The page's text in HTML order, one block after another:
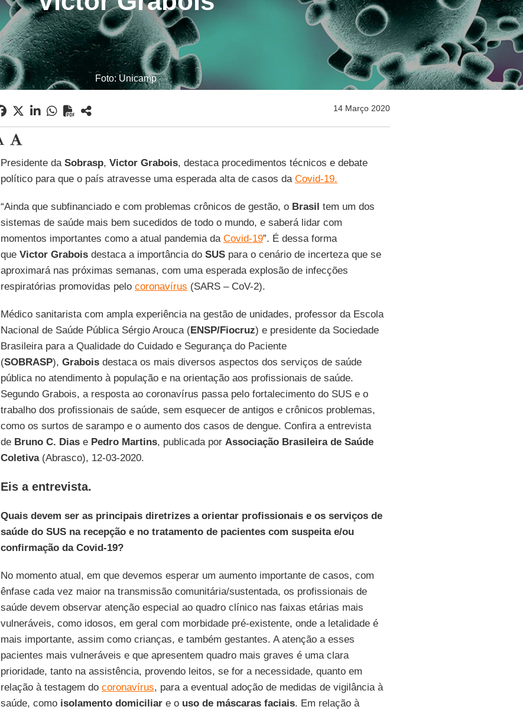
Foto: Unicamp
14 Março 2020
Presidente da Sobrasp, Victor Grabois, destaca procedimentos técnicos e debate
político para que o país atravesse uma esperada alta de casos da Covid-19.
“Ainda que subfinanciado e com problemas crônicos de gestão, o Brasil tem um dos
sistemas de saúde mais bem sucedidos de todo o mundo, e saberá lidar com
momentos importantes como a atual pandemia da Covid-19”. É dessa forma
que Victor Graboisdestaca a importância do SUSpara o cenário de incerteza que se
aproximará nas próximas semanas, com uma esperada explosão de infecções
respiratórias promovidas pelo coronavírus (SARS – CoV-2).
Médico sanitarista com ampla experiência na gestão de unidades, professor da Escola
Nacional de Saúde Pública Sérgio Arouca (ENSP/Fiocruz) e presidente da Sociedade
Brasileira para a Qualidade do Cuidado e Segurança do Paciente
(SOBRASP), Graboisdestaca os mais diversos aspectos dos serviços de saúde
pública no atendimento à população e na orientação aos profissionais de saúde.
Segundo Grabois, a resposta ao coronavírus passa pelo fortalecimento do SUS e o
trabalho dos profissionais de saúde, sem esquecer de antigos e crônicos problemas,
como os surtos de sarampo e o aumento dos casos de dengue. Confira a entrevista
de Bruno C. Diase Pedro Martins, publicada por Associação Brasileira de Saúde
Coletiva (Abrasco), 12-03-2020.
Eis a entrevista.
Quais devem ser as principais diretrizes a orientar profissionais e os serviços de
saúde do SUS na recepção e no tratamento de pacientes com suspeita e/ou
confirmação da Covid-19?
No momento atual, em que devemos esperar um aumento importante de casos, com
ênfase cada vez maior na transmissão comunitária/sustentada, os profissionais de
saúde devem observar atenção especial ao quadro clínico nas faixas etárias mais
vulneráveis, como idosos, em geral com morbidade pré-existente, onde a letalidade é
mais importante, assim como crianças, e também gestantes. A atenção a esses
pacientes mais vulneráveis e que apresentem quadro mais graves é uma clara
prioridade, tanto na assistência, provendo leitos, se for a necessidade, quanto em
relação à testagem do coronavírus, para a eventual adoção de medidas de vigilância à
saúde, como isolamento domiciliare o uso de máscaras faciais. Em relação à